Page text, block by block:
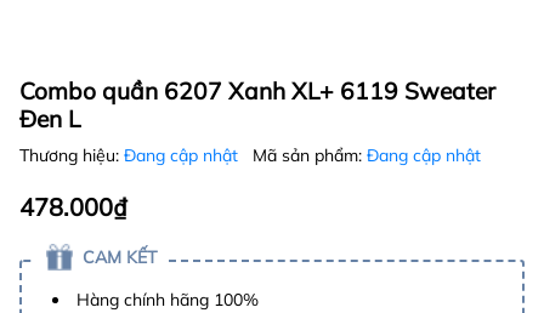
Combo quần 6207 Xanh XL+ 6119 Sweater
Đen L
Thương hiệu: Đang cập nhật Mã sản phẩm: Đang cập nhật
478.000₫
CAM KẾT
Hàng chính hãng 100%